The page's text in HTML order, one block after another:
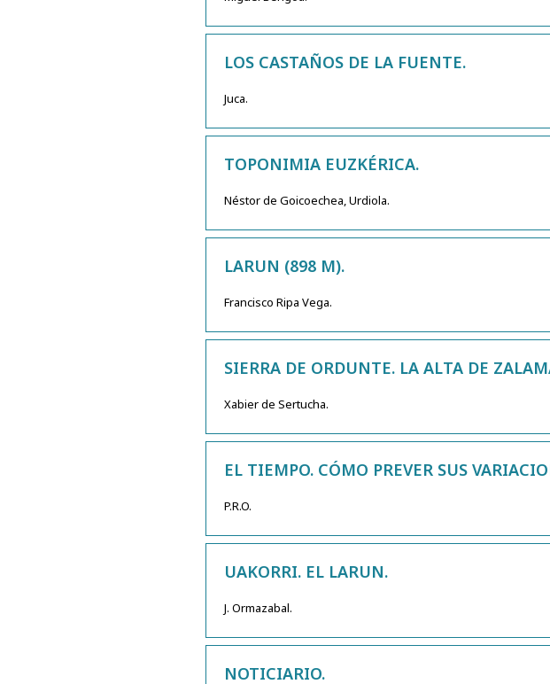
LOS CASTAÑOS DE LA FUENTE.
Juca.
TOPONIMIA EUZKÉRICA.
Néstor de Goicoechea, Urdiola.
LARUN (898 M).
Francisco Ripa Vega.
SIERRA DE ORDUNTE. LA ALTA DE
Xabier de Sertucha.
EL TIEMPO. CÓMO PREVER SUS
P.R.O.
UAKORRI. EL LARUN.
J. Ormazabal.
NOTICIARIO.